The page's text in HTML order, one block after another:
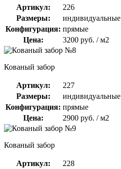
Артикул:
226
Размеры:
индивидуальные
Конфигурация: прямые
Цена:
3200 руб. / м2
Кованый забор
Артикул:
227
Размеры:
индивидуальные
Конфигурация: прямые
Цена:
2900 руб. / м2
Кованый забор
Артикул:
228